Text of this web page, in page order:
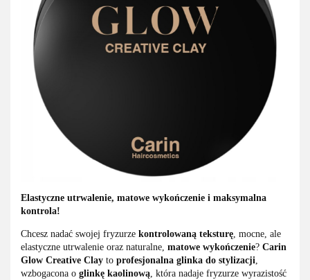
Elastyczne utrwalenie, matowe wykończenie i maksymalna
kontrola!
Chcesz nadać swojej fryzurze kontrolowaną teksturę , mocne, ale
elastyczne utrwalenie oraz naturalne, matowe wykończenie? Carin
Glow Creative Clay to profesjonalna glinka do stylizacji
wzbogacona o glinkę kaolinową , która nadaje fryzurze wyrazistość